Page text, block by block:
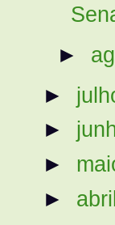
►
►
►
►
►